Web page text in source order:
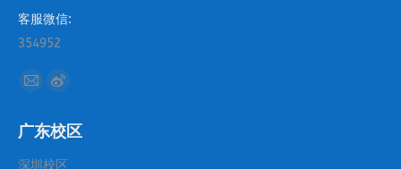
客服微信:
354952
找到我们：
Mail
opens
in
Weibo
opens
in
广东校区
深圳校区